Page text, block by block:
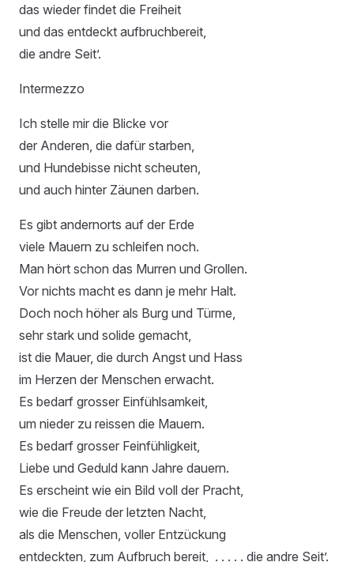
das wieder findet die Freiheit
und das entdeckt aufbruchbereit,
die andre Seit’.
Intermezzo
Ich stelle mir die Blicke vor
der Anderen, die dafür starben,
und Hundebisse nicht scheuten,
und auch hinter Zäunen darben.
Es gibt andernorts auf der Erde
viele Mauern zu schleifen noch.
Man hört schon das Murren und Grollen.
Vor nichts macht es dann je mehr Halt.
Doch noch höher als Burg und Türme,
sehr stark und solide gemacht,
ist die Mauer, die durch Angst und Hass
im Herzen der Menschen erwacht.
Es bedarf grosser Einfühlsamkeit,
um nieder zu reissen die Mauern.
Es bedarf grosser Feinfühligkeit,
Liebe und Geduld kann Jahre dauern.
Es erscheint wie ein Bild voll der Pracht,
wie die Freude der letzten Nacht,
als die Menschen, voller Entzückung
entdeckten, zum Aufbruch bereit, . . . . . die andre Seit’.